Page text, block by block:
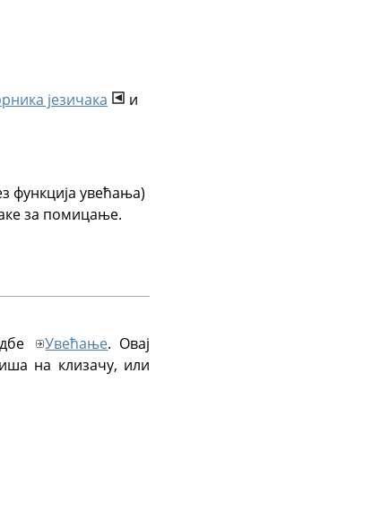
језичака
и
функција увећања)
за помицање.
Увећање. Овај
на клизачу, или